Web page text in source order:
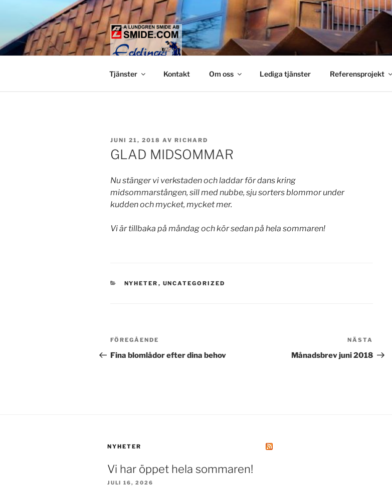
innehåll
LUNDGRENS SMIDE
Smide och glaspartier i Stockholm
Tjänster Kontakt Om oss Lediga tjänster Referensprojekt
PUBLICERAT
JUNI 21, 2018 AV RICHARD
GLAD MIDSOMMAR
Nu stänger vi verkstaden och laddar för dans kring
midsommarstången, sill med nubbe, sju sorters blommor under
kudden och mycket, mycket mer.
Vi är tillbaka på måndag och kör sedan på hela sommaren!
KATEGORIER
NYHETER , UNCATEGORIZED
Inläggsnavigering
Föregående
inlägg
FÖREGÅENDE
Fina blomlådor efter dina behov
inlägg
NÄSTA
Månadsbrev juni 2018
NYHETER
Vi har öppet hela sommaren!
JULI 16, 2026